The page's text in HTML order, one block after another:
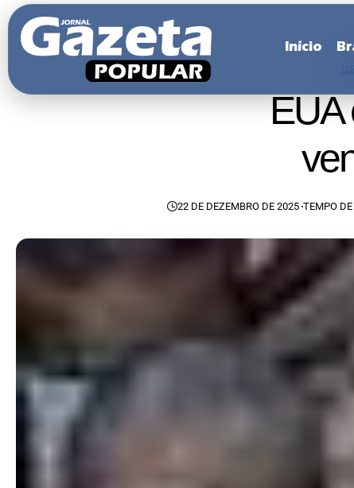
Início
EUA
22 DE DEZEMBRO DE 2025 TEMPO